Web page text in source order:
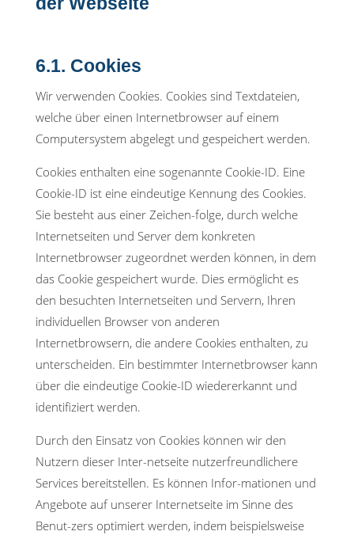
6.1. Cookies
Wir verwenden Cookies. Cookies sind Textdateien,
welche über einen Internetbrowser auf einem
Computersystem abgelegt und gespeichert werden.
Cookies enthalten eine sogenannte Cookie-ID. Eine
Cookie-ID ist eine eindeutige Kennung des Cookies.
Sie besteht aus einer Zeichen-folge, durch welche
Internetseiten und Server dem konkreten
Internetbrowser zugeordnet werden können, in dem
das Cookie gespeichert wurde. Dies ermöglicht es
den besuchten Internetseiten und Servern, Ihren
individuellen Browser von anderen
Internetbrowsern, die andere Cookies enthalten, zu
unterscheiden. Ein bestimmter Internetbrowser kann
über die eindeutige Cookie-ID wiedererkannt und
identifiziert werden.
Durch den Einsatz von Cookies können wir den
Nutzern dieser Inter-netseite nutzerfreundlichere
Services bereitstellen. Es können Infor-mationen und
Angebote auf unserer Internetseite im Sinne des
Benut-zers optimiert werden, indem beispielsweise